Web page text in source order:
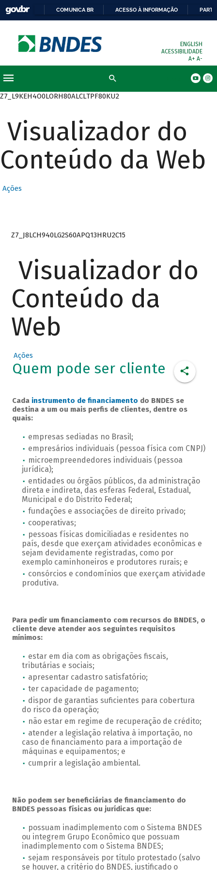
COMUNICA BR ACESSO À INFORMAÇÃO
ENGLISH
ACESSIBILIDADE
A+ A-
Z7_L9KEH4O0LORH80ALCLTPF80KU2
Visualizador do
Conteúdo da Web
Ações
Z7_J8LCH940LG2S60APQ13HRU2C15
Visualizador do
Conteúdo da
Web
Ações
Quem pode ser cliente
Cada instrumento de financiamento do BNDES se
destina a um ou mais perfis de clientes, dentre os
quais:
empresas sediadas no Brasil;
empresários individuais (pessoa física com CNPJ)
microempreendedores individuais (pessoa
jurídica);
entidades ou órgãos públicos, da administração
direta e indireta, das esferas Federal, Estadual,
Municipal e do Distrito Federal;
fundações e associações de direito privado;
cooperativas;
pessoas físicas domiciliadas e residentes no
país, desde que exerçam atividades econômicas e
sejam devidamente registradas, como por
exemplo caminhoneiros e produtores rurais; e
consórcios e condomínios que exerçam atividade
produtiva.
Para pedir um financiamento com recursos do BNDES, o
cliente deve atender aos seguintes requisitos
mínimos:
estar em dia com as obrigações fiscais,
tributárias e sociais;
apresentar cadastro satisfatório;
ter capacidade de pagamento;
dispor de garantias suficientes para cobertura
do risco da operação;
não estar em regime de recuperação de crédito;
atender a legislação relativa à importação, no
caso de financiamento para a importação de
máquinas e equipamentos; e
cumprir a legislação ambiental.
Não podem ser beneficiárias de financiamento do
BNDES pessoas físicas ou jurídicas que:
possuam inadimplemento com o Sistema BNDES
ou integrem Grupo Econômico que possuam
inadimplemento com o Sistema BNDES;
sejam responsáveis por título protestado (salvo
se houver, a critério do BNDES, justificado o